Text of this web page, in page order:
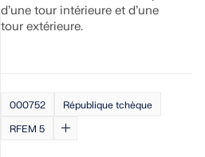
d’une tour intérieure et d’une
tour extérieure.
000752
République tchèque
RFEM 5